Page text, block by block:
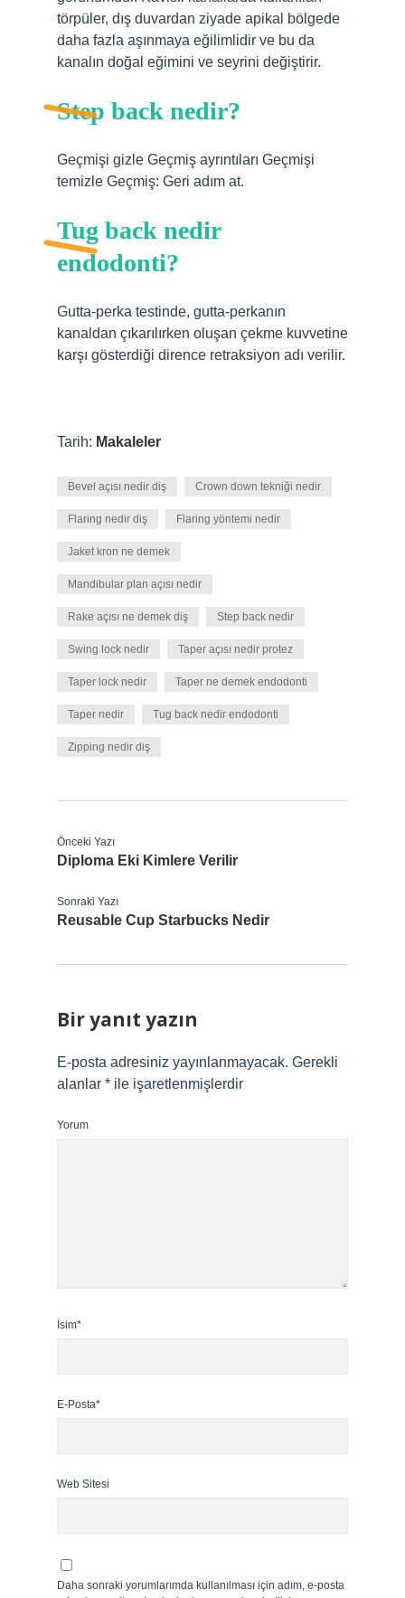
törpüler, dış duvardan ziyade apikal bölgede
daha fazla aşınmaya eğilimlidir ve bu da
kanalın doğal eğimini ve seyrini değiştirir.
Step back nedir?
Geçmişi gizle Geçmiş ayrıntıları Geçmişi
temizle Geçmiş: Geri adım at.
Tug back nedir
endodonti?
Gutta-perka testinde, gutta-perkanın
kanaldan çıkarılırken oluşan çekme kuvvetine
karşı gösterdiği dirence retraksiyon adı verilir.
Tarih: Makaleler
Bevel açısı nedir diş Crown down tekniği nedir
Flaring nedir diş Flaring yöntemi nedir
Jaket kron ne demek
Mandibular plan açısı nedir
Rake açısı ne demek diş Step back nedir
Swing lock nedir Taper açısı nedir protez
Taper lock nedir Taper ne demek endodonti
Taper nedir Tug back nedir endodonti
Zipping nedir diş
Önceki Yazı
Diploma Eki Kimlere Verilir
Sonraki Yazı
Reusable Cup Starbucks Nedir
Bir yanıt yazın
E-posta adresiniz yayınlanmayacak. Gerekli
alanlar * ile işaretlenmişlerdir
Yorum
İsim*
E-Posta*
Web Sitesi
Daha sonraki yorumlarımda kullanılması için adım, e-posta